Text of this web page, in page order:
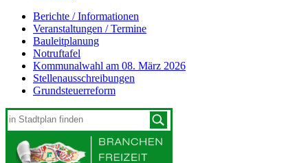
Berichte / Informationen
Veranstaltungen / Termine
Bauleitplanung
Notruftafel
Kommunalwahl am 08. März 2026
Stellenausschreibungen
Grundsteuerreform